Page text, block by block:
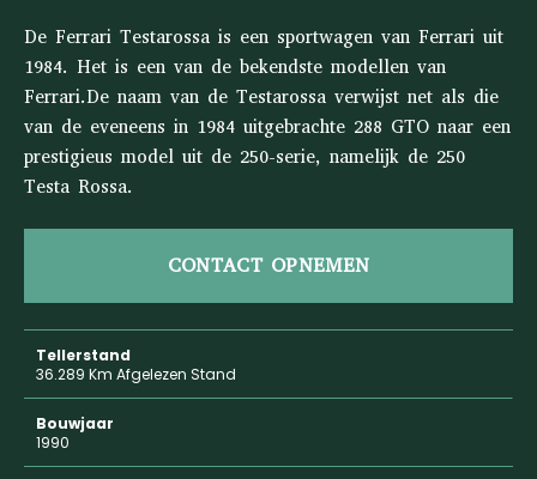
De Ferrari Testarossa is een sportwagen van Ferrari uit
1984. Het is een van de bekendste modellen van
Ferrari.De naam van de Testarossa verwijst net als die
van de eveneens in 1984 uitgebrachte 288 GTO naar een
prestigieus model uit de 250-serie, namelijk de 250
Testa Rossa.
CONTACT OPNEMEN
Tellerstand
36.289 Km Afgelezen Stand
Bouwjaar
1990